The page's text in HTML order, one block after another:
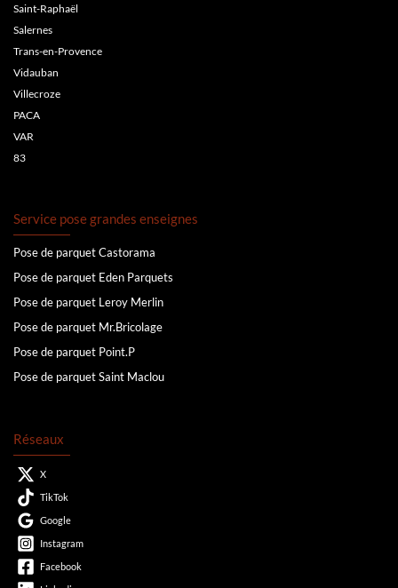
Saint-Raphaël
Salernes
Trans-en-Provence
Vidauban
Villecroze
PACA
VAR
83
Service pose grandes enseignes
Pose de parquet Castorama
Pose de parquet Eden Parquets
Pose de parquet Leroy Merlin
Pose de parquet Mr.Bricolage
Pose de parquet Point.P
Pose de parquet Saint Maclou
Réseaux
X
TikTok
Google
Instagram
Facebook